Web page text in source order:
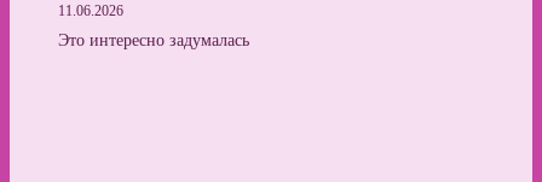
11.06.2026
Это интересно задумалась